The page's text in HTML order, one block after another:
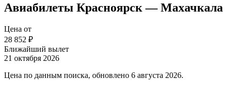
Авиабилеты Красноярск — Махачкала
Цена от
28 852 ₽
Ближайший вылет
21 октября 2026
Цена по данным поиска, обновлено 6 августа 2026.